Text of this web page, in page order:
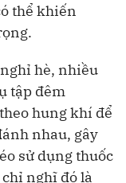
thể khiến
hè, nhiều
tập đêm
hung khí để
nhau, gây
sử dụng thuốc
nghĩ đó là